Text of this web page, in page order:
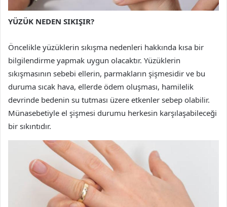
YÜZÜK NEDEN SIKIŞIR?
Öncelikle yüzüklerin sıkışma nedenleri hakkında kısa bir
bilgilendirme yapmak uygun olacaktır. Yüzüklerin
sıkışmasının sebebi ellerin, parmakların şişmesidir ve bu
duruma sıcak hava, ellerde ödem oluşması, hamilelik
devrinde bedenin su tutması üzere etkenler sebep olabilir.
Münasebetiyle el şişmesi durumu herkesin karşılaşabileceği
bir sıkıntıdır.